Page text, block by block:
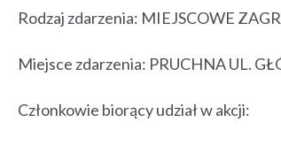
Rodzaj zdarzenia: MIEJSCOWE
Miejsce zdarzenia: PRUCHNA UL.
Członkowie biorący udział w akcji: